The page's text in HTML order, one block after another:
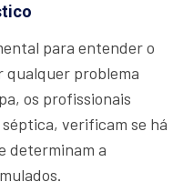
para entender o
qualquer problema
os profissionais
verificam se há
determinam a